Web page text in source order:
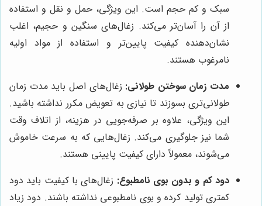
سبک و کم حجم است. این ویژگی، حمل و نقل و استفاده
از آن را آسان‌تر می‌کند. زغال‌های سنگین و حجیم، اغلب
نشان‌دهنده کیفیت پایین‌تر و استفاده از مواد اولیه
نامرغوب هستند.
مدت زمان سوختن طولانی: زغال‌های اصل باید مدت زمان
طولانی‌تری بسوزند تا نیازی به تعویض مکرر نداشته باشید.
این ویژگی، علاوه بر صرفه‌جویی در هزینه، از اتلاف وقت
شما نیز جلوگیری می‌کند. زغال‌هایی که به سرعت خاموش
می‌شوند، معمولاً دارای کیفیت پایینی هستند.
دود کم و بدون بوی نامطبوع: زغال‌های با کیفیت باید دود
کمتری تولید کرده و بوی نامطبوعی نداشته باشند. دود زیاد